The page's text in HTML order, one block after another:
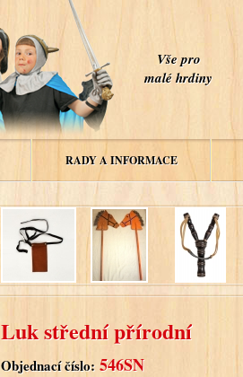
Vše pro
malé hrdiny
RADY A INFORMACE
Luk střední přírodní
Objednací číslo: 546SN